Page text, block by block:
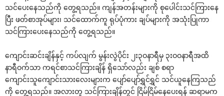
သင်‌ပေး‌နေသည်ကို ‌တွေ့ရသည်။ ကျန်အတန်းများကို စု‌ပေါင်းသင်ကြား‌နေ
ပြီး ဖတ်စာအုပ်များ၊ သင်‌ထောက်ကူ ရုပ်ပုံကား ချပ်များကို အသုံးပြုကာ
သင်ကြား‌ပေး‌နေသည်ကို ‌တွေ့ရသည်။
‌ကျောင်းဆင်းချိန်နှင့် ကပ်လျက် မွန်းလွဲပိုင်း ၂း၃ဝနာရီမှ ၃းဝဝနာရီအထိ
နာရီဝက်သာ ကရင်စာသင်ကြားချိန် ရှိ‌သော်လည်း ချစ် စရာ
‌ကျောင်းသူ‌ကျောင်းသား‌လေးများက ‌ပျော်‌ပျော်ရွှင်ရွှင် သင်ယူ‌နေကြသည်
ကို ‌တွေ့ရသည်။ အလားတူ သင်ကြားချိန်တွင် ငြိမ်ငြိမ်‌နေ‌ပေးရန် ဆရာမက